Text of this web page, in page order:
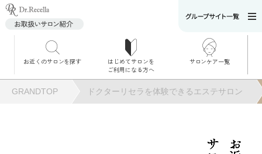
お近くのサロンを探す
はじめてサロンを
ご利用になる方へ
サロンケア一覧
ュー
施術別で探す
お悩み別で探す
GRANDTOP ドクターリセラを体験できるエステサロン